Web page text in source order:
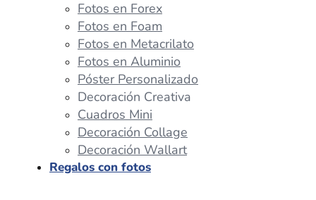
Fotos en Forex
Fotos en Foam
Fotos en Metacrilato
Fotos en Aluminio
Póster Personalizado
Decoración Creativa
Cuadros Mini
Decoración Collage
Decoración Wallart
Regalos con fotos